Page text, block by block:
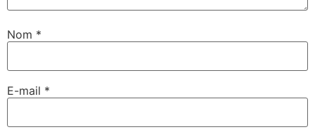
Nom *
E-mail *